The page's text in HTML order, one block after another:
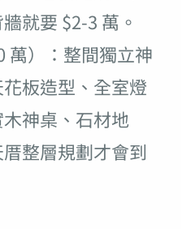
就要 $2-3 萬。
萬）：整間獨立神
板造型、全室燈
神桌、石材地
整層規劃才會到